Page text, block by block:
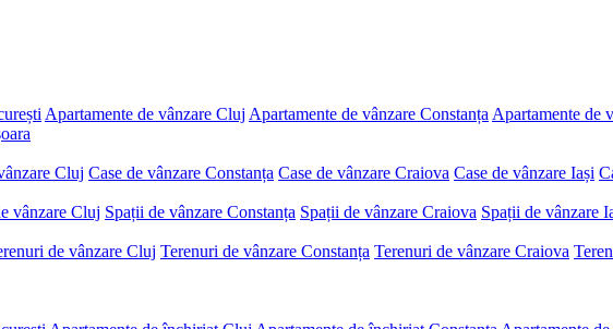
Apartamente de vânzare Cluj Apartamente de vânzare Constanța Apartamente de
Cluj Case de vânzare Constanța Case de vânzare Craiova Case de vânzare Iași
vânzare Cluj Spații de vânzare Constanța Spații de vânzare Craiova Spații de vânzare
de vânzare Cluj Terenuri de vânzare Constanța Terenuri de vânzare Craiova